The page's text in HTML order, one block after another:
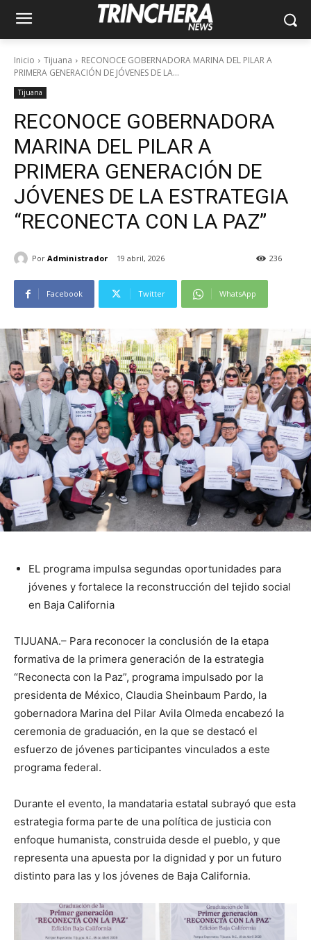
Inicio Tijuana
RECONOCE GOBERNADORA MARINA DEL PILAR A
PRIMERA GENERACIÓN DE JÓVENES DE LA...
Tijuana
RECONOCE GOBERNADORA
MARINA DEL PILAR A
PRIMERA GENERACIÓN DE
JÓVENES DE LA ESTRATEGIA
“RECONECTA CON LA PAZ”
Por Administrador 19 abril, 2026 236
Facebook Twitter WhatsApp
EL programa impulsa segundas oportunidades para
jóvenes y fortalece la reconstrucción del tejido social
en Baja California
TIJUANA.– Para reconocer la conclusión de la etapa
formativa de la primera generación de la estrategia
“Reconecta con la Paz”, programa impulsado por la
presidenta de México, Claudia Sheinbaum Pardo, la
gobernadora Marina del Pilar Avila Olmeda encabezó la
ceremonia de graduación, en la que se destacó el
esfuerzo de jóvenes participantes vinculados a este
programa federal.
Durante el evento, la mandataria estatal subrayó que esta
estrategia forma parte de una política de justicia con
enfoque humanista, construida desde el pueblo, y que
representa una apuesta por la dignidad y por un futuro
distinto para las y los jóvenes de Baja California.